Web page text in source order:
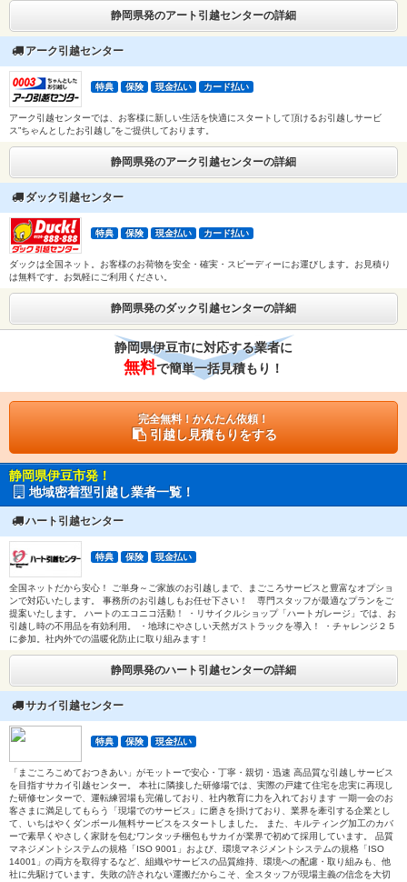
静岡県発のアート引越センターの詳細
アーク引越センター
特典 保険 現金払い カード払い
アーク引越センターでは、お客様に新しい生活を快適にスタートして頂けるお引越しサービ
ス”ちゃんとしたお引越し”をご提供しております。
静岡県発のアーク引越センターの詳細
ダック引越センター
特典 保険 現金払い カード払い
ダックは全国ネット。お客様のお荷物を安全・確実・スピーディーにお運びします。お見積り
は無料です。お気軽にご利用ください。
静岡県発のダック引越センターの詳細
静岡県伊豆市に対応する業者に
無料で簡単一括見積もり！
完全無料！かんたん依頼！
引越し見積もりをする
静岡県伊豆市発！
地域密着型引越し業者一覧！
ハート引越センター
特典 保険 現金払い
全国ネットだから安心！ ご単身～ご家族のお引越しまで、まごころサービスと豊富なオプショ
ンで対応いたします。 事務所のお引越しもお任せ下さい！ 専門スタッフが最適なプランをご
提案いたします。 ハートのエコニコ活動！ ・リサイクルショップ「ハートガレージ」では、お
引越し時の不用品を有効利用。 ・地球にやさしい天然ガストラックを導入！ ・チャレンジ２５
に参加。社内外での温暖化防止に取り組みます！
静岡県発のハート引越センターの詳細
サカイ引越センター
特典 保険 現金払い
「まごころこめておつきあい」がモットーで安心・丁寧・親切・迅速 高品質な引越しサービス
を目指すサカイ引越センター。 本社に隣接した研修場では、実際の戸建て住宅を忠実に再現し
た研修センターで、運転練習場も完備しており、社内教育に力を入れております 一期一会のお
客さまに満足してもらう「現場でのサービス」に磨きを掛けており、業界を牽引する企業とし
て、いちはやくダンボール無料サービスをスタートしました。 また、キルティング加工のカバ
ーで素早くやさしく家財を包むワンタッチ梱包もサカイが業界で初めて採用しています。 品質
マネジメントシステムの規格「ISO 9001」および、環境マネジメントシステムの規格「ISO
14001」の両方を取得するなど、組織やサービスの品質維持、環境への配慮・取り組みも、他
社に先駆けています。失敗の許されない運搬だからこそ、全スタッフが現場主義の信念を大切